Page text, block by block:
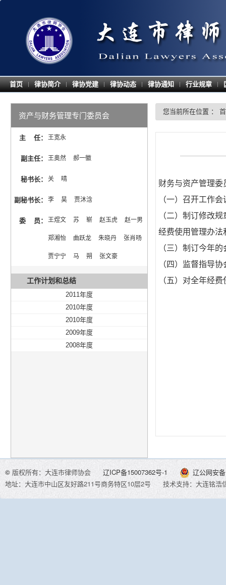
首页 | 律协简介 | 律协党建 | 律协动态 | 律协通知 | 行业规章 |
资产与财务管理专门委员会
主 任： 王宽永
副主任： 王奥然  郝一徽
秘书长： 关  晴
副秘书长： 李  昊  贾沐浛
委 员 ： 王煜文  苏  崭  赵玉虎  赵一男
郑湘怡  曲跃龙  朱晓丹  张肖旸
贾宁宁  马  朔  张文豪
工作计划和总结
2011年度
2010年度
2010年度
2009年度
2008年度
您当前所在位置 ：
财务与资产管理
（一）召开工作
（二）制订修改
经费使用管理办法
（三）制订今年
（四）监督指导
（五）对全年经
© 版权所有：大连市律师协会 辽ICP备15007362号-1
辽公网安
地址：大连市中山区友好路211号商务特区10层2号
技术支持：大连铭浩